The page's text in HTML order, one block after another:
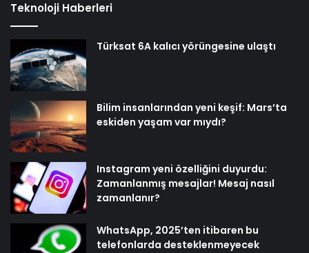
Teknoloji Haberleri
Türksat 6A kalıcı yörüngesine ulaştı
Bilim insanlarından yeni keşif: Mars’ta
eskiden yaşam var mıydı?
Instagram yeni özelliğini duyurdu:
Zamanlanmış mesajlar! Mesaj nasıl
zamanlanır?
WhatsApp, 2025’ten itibaren bu
telefonlarda desteklenmeyecek